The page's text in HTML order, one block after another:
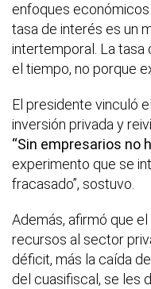
enfoques económicos
tasa de interés es un
intertemporal. La
el tiempo, no porque
El presidente vinculó
inversión privada y
“Sin empresarios no
experimento que se
fracasado”, sostuvo.
Además, afirmó que
recursos al sector
déficit, más la caída
del cuasifiscal, se les